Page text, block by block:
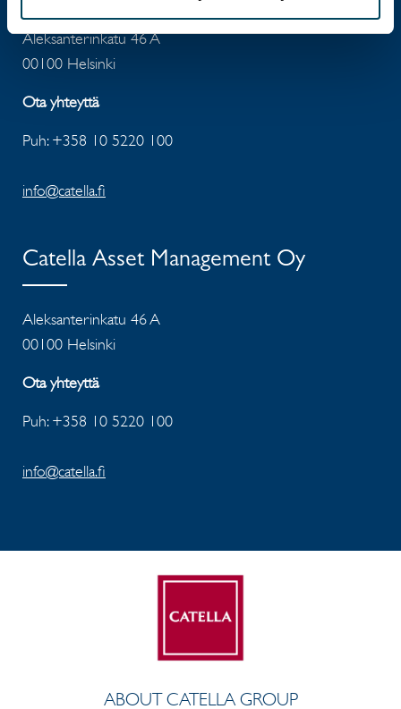
Aleksanterinkatu 46 A
00100 Helsinki
Ota yhteyttä
Puh: +358 10 5220 100
info@catella.fi
Catella Asset Management Oy
Aleksanterinkatu 46 A
00100 Helsinki
Ota yhteyttä
Puh: +358 10 5220 100
info@catella.fi
ABOUT CATELLA GROUP